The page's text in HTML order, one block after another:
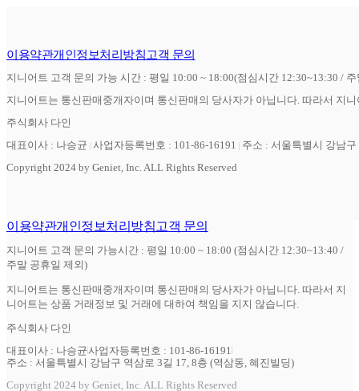
이용약관개인정보처리방침고객 문의
지니어트 고객 문의 가능 시간 : 평일 10:00 ~ 18:00(점심시간 12:30~13:30 /
지니어트는 통신판매중개자이며 통신판매의 당사자가 아닙니다. 따라서 지
주식회사 다인
대표이사 : 나승균 사업자등록번호 : 101-86-16191
주소 : 서울특별시 강남
Copyright 2024 by Geniet, Inc. ALL Rights Reserved
이용약관개인정보처리방침고객 문의
지니어트 고객 문의 가능시간 : 평일 10:00 ~ 18:00 (점심시간 12:30~13:40 /
주말 공휴일 제외)
지니어트는 통신판매중개자이며 통신판매의 당사자가 아닙니다. 따라서 지
니어트는 상품 거래정보 및 거래에 대하여 책임을 지지 않습니다.
주식회사 다인
대표이사 : 나승균사업자등록번호 : 101-86-16191
주소 : 서울특별시 강남구 역삼로 3길 17, 8층 (역삼동, 혜진빌딩)
Copyright 2024 by Geniet, Inc. ALL Rights Reserved